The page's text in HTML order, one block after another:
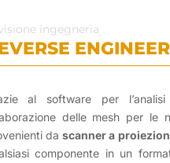
ingegneria
al software per
delle mesh per
dascanner a
componente in un